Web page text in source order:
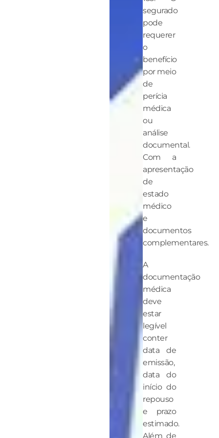
segurado
pode
requerer
o
benefício
por meio
de
perícia
médica
ou
análise
documental.
Com a
apresentação
de
estado
médico
e
documentos
complementares.
A
documentação
médica
deve
estar
legível
conter
data de
emissão,
data do
início do
repouso
e prazo
estimado.
Além de